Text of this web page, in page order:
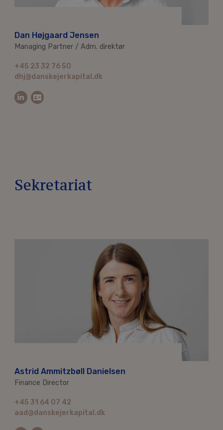
Dan Højgaard Jensen
Managing Partner / Adm. direktør
+45 23 32 76 50
dhj@danskejerkapital.dk
Sekretariat
Astrid Ammitzbøll Danielsen
Finance Director
+45 31 64 07 42
aad@danskejerkapital.dk